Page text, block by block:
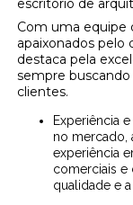
escritório de
Com uma equipe
apaixonados pelo
destaca pela
sempre
clientes.
Experiência e Comprometimento: Com anos de atuação
no mercado,
experiência
comerciais e
qualidade e